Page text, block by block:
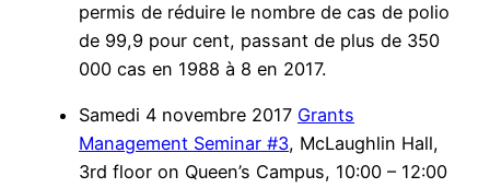
permis de réduire le nombre de cas de polio
de 99,9 pour cent, passant de plus de 350
000 cas en 1988 à 8 en 2017.
Samedi 4 novembre 2017 Grants
Management Seminar #3, McLaughlin Hall,
3rd floor on Queen’s Campus, 10:00 – 12:00